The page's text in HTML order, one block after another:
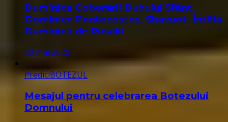
Duminica Coborârii Duhului Sfânt,
Dominica Pentecostes, Shavuot. Întâia
Duminică de Rusalii
30 mai 2020
PrediciBOTEZUL
Mesajul pentru celebrarea Botezului
Domnului